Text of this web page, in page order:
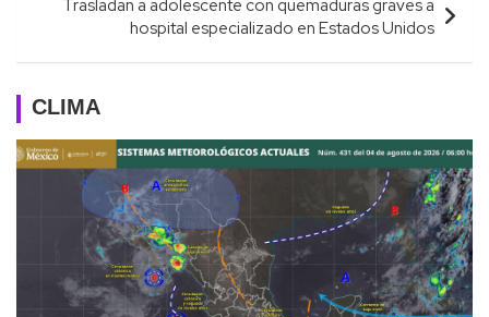
Trasladan a adolescente con quemaduras graves a
hospital especializado en Estados Unidos
CLIMA